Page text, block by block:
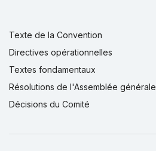
Texte de la Convention
Directives opérationnelles
Textes fondamentaux
Résolutions de l'Assemblée générale
Décisions du Comité